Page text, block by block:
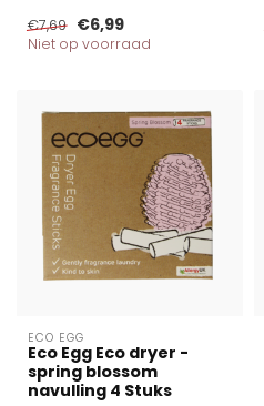
€7,69 €6,99
Niet op voorraad
ECO EGG
Eco Egg Eco dryer -
spring blossom
navulling 4 Stuks